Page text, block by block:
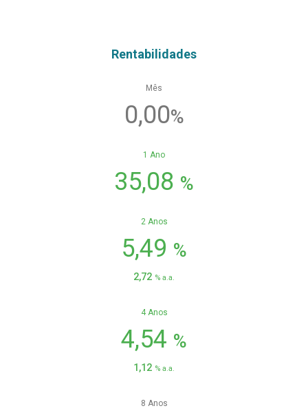
Rentabilidades
Mês
0,00%
1 Ano
35,08 %
2 Anos
5,49 %
2,72 % a.a.
4 Anos
4,54 %
1,12 % a.a.
8 Anos